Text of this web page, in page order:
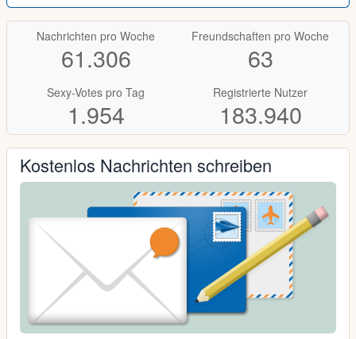
Nachrichten pro Woche
61.306
Freundschaften pro Woche
63
Sexy-Votes pro Tag
1.954
Registrierte Nutzer
183.940
Kostenlos Nachrichten schreiben